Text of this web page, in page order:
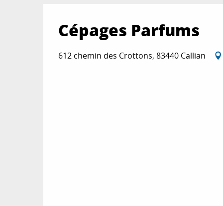
Cépages Parfums
612 chemin des Crottons, 83440 Callian